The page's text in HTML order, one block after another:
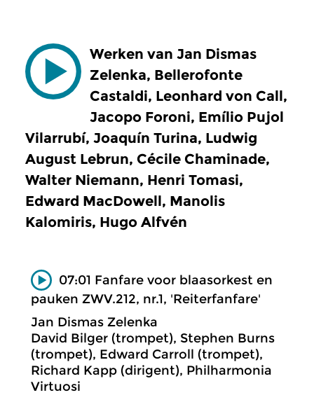
Werken van Jan Dismas
Zelenka, Bellerofonte
Castaldi, Leonhard von Call,
Jacopo Foroni, Emílio Pujol
Vilarrubí, Joaquín Turina, Ludwig
August Lebrun, Cécile Chaminade,
Walter Niemann, Henri Tomasi,
Edward MacDowell, Manolis
Kalomiris, Hugo Alfvén
07:01 Fanfare voor blaasorkest en
pauken ZWV.212, nr.1, 'Reiterfanfare'
Jan Dismas Zelenka
David Bilger (trompet), Stephen Burns
(trompet), Edward Carroll (trompet),
Richard Kapp (dirigent), Philharmonia
Virtuosi